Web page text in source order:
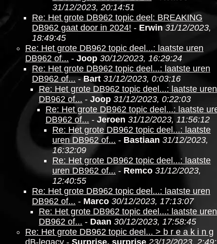
31/12/2023, 20:14:51
Re: Het grote DB962 topic deel: BREAKING
DB962 gaat door in 2024! - Erwin 31/12/2023,
18:49:45
Re: Het grote DB962 topic deel...: laatste uren
DB962 of... - Joop 30/12/2023, 16:29:24
Re: Het grote DB962 topic deel...: laatste uren
DB962 of...-Bart 31/12/2023, 0:03:16
Re: Het grote DB962 topic deel...: laatste uren
DB962 of... - Joop 31/12/2023, 0:22:03
Re: Het grote DB962 topic deel...: laatste
DB962 of... - Jeroen 31/12/2023, 11:56:12
Re: Het grote DB962 topic deel...: laatste
uren DB962 of... - Bastiaan 31/12/2023,
16:32:09
Re: Het grote DB962 topic deel...: laatste
uren DB962 of... - Remco 31/12/2023,
12:40:55
Re: Het grote DB962 topic deel...: laatste uren
DB962 of... - Marco 30/12/2023, 17:13:07
Re: Het grote DB962 topic deel...: laatste uren
DB962 of... - Daan 30/12/2023, 17:58:45
Re: Het grote DB962 topic deel... > b r e a k i n g
dB-legacy - Surprise, surprise 23/12/2023,